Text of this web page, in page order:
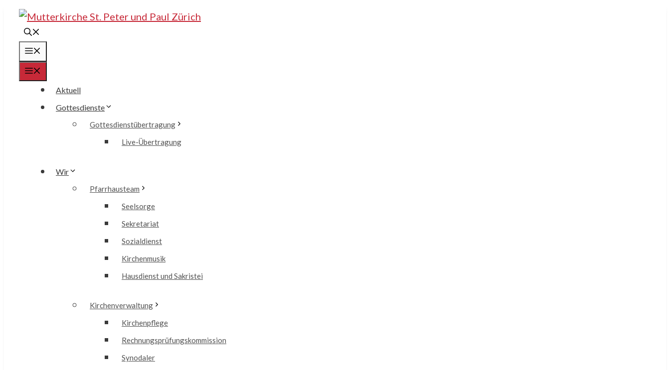
Springe
Inhalt
Aktuell
Gottesdienste
Gottesdienstübertragung
Live-Übertragung
Wir
Pfarrhausteam
Seelsorge
Sekretariat
Sozialdienst
Kirchenmusik
Hausdienst und Sakristei
Kirchenverwaltung
Kirchenpflege
Rechnungsprüfungskommission
Synodaler